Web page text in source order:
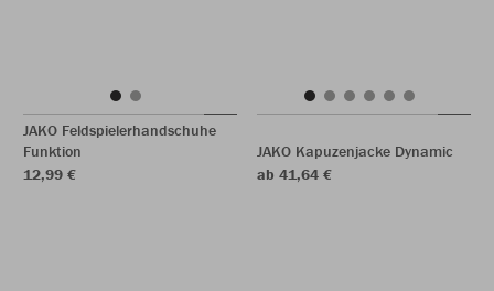
JAKO Feldspielerhandschuhe
Funktion
12,99 €
JAKO Kapuzenjacke Dynamic
ab 41,64 €